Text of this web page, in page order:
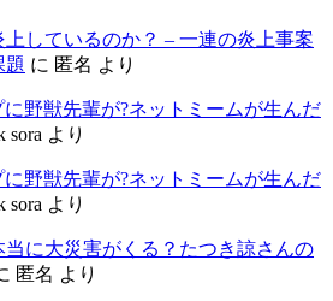
しているのか？ – 一連の炎上事案
題 に 匿名 より
に野獣先輩が?ネットミームが生んだ
sora より
に野獣先輩が?ネットミームが生んだ
sora より
当に大災害がくる？たつき諒さんの
匿名 より